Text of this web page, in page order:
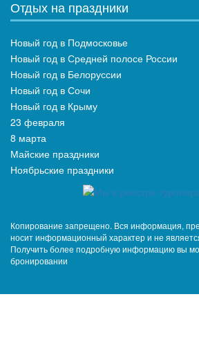
Отдых на праздники
Новый год в Подмосковье
Новый год в Средней полосе России
Новый год в Белоруссии
Новый год в Сочи
Новый год в Крыму
23 февраля
8 марта
Майские праздники
Ноябрьские праздники
Копирование запрещено. Вся информация,
носит информационный характер и не
Получить более подробную информацию вы
бронировании